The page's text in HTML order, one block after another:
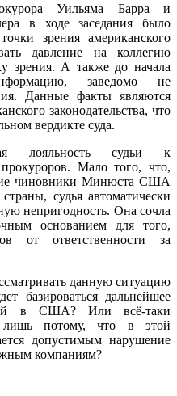
Уильяма Барра и
в ходе заседания было
зрения американского
давление на коллегию
зрения. А также до начала
заведомо не
Данные факты являются
законодательства, что
вердикте суда.
лояльность судьи к
Мало того, что,
чиновники Минюста США
судья автоматически
непригодность. Она сочла
основанием для того,
от ответственности за
данную ситуацию
базироваться дальнейшее
в США? Или всё-таки
лишь потому, что в этой
допустимым нарушение
компаниям?